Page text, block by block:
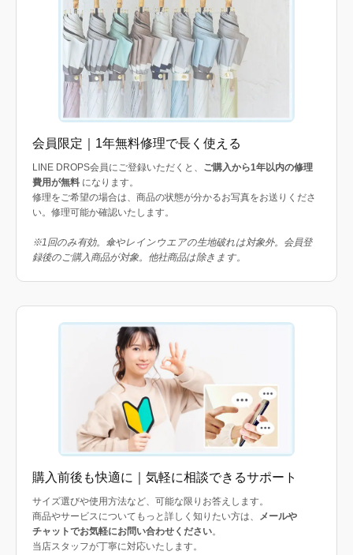
会員限定｜1年無料修理で長く使える
LINE DROPS会員にご登録いただくと、 ご購入から1年以内の修理
費用が無料 になります。
修理をご希望の場合は、商品の状態が分かるお写真をお送りくださ
い。修理可能か確認いたします。
※1回のみ有効。傘やレインウエアの生地破れは対象外。会員登
録後のご購入商品が対象。他社商品は除きます。
購入前後も快適に｜気軽に相談できるサポート
サイズ選びや使用方法など、可能な限りお答えします。
商品やサービスについてもっと詳しく知りたい方は、 メールや
チャットでお気軽にお問い合わせください。
当店スタッフが丁寧に対応いたします。